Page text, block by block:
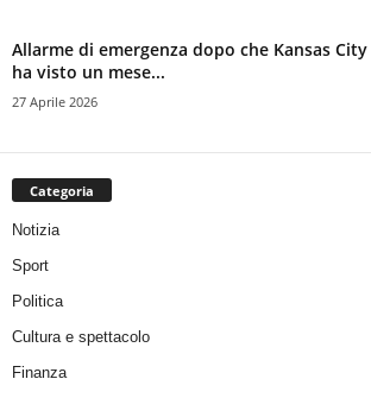
Allarme di emergenza dopo che Kansas City
ha visto un mese...
27 Aprile 2026
Categoria
Notizia
Sport
Politica
Cultura e spettacolo
Finanza